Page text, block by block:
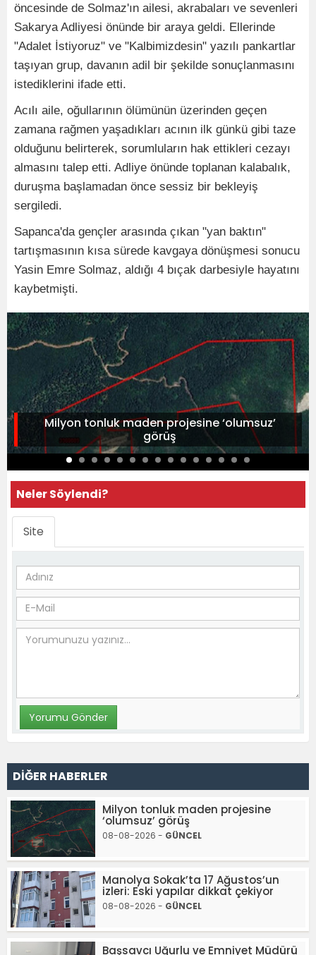
öncesinde de Solmaz'ın ailesi, akrabaları ve sevenleri
Sakarya Adliyesi önünde bir araya geldi. Ellerinde
"Adalet İstiyoruz" ve "Kalbimizdesin" yazılı pankartlar
taşıyan grup, davanın adil bir şekilde sonuçlanmasını
istediklerini ifade etti.
Acılı aile, oğullarının ölümünün üzerinden geçen
zamana rağmen yaşadıkları acının ilk günkü gibi taze
olduğunu belirterek, sorumluların hak ettikleri cezayı
almasını talep etti. Adliye önünde toplanan kalabalık,
duruşma başlamadan önce sessiz bir bekleyiş
sergiledi.
Sapanca'da gençler arasında çıkan "yan baktın"
tartışmasının kısa sürede kavgaya dönüşmesi sonucu
Yasin Emre Solmaz, aldığı 4 bıçak darbesiyle hayatını
kaybetmişti.
Milyon tonluk maden projesine ‘olumsuz’
görüş
Neler Söylendi?
Site
DİĞER HABERLER
Milyon tonluk maden projesine
‘olumsuz’ görüş
08-08-2026 - GÜNCEL
Manolya Sokak’ta 17 Ağustos’un
izleri: Eski yapılar dikkat çekiyor
08-08-2026 - GÜNCEL
Başsavcı Uğurlu ve Emniyet Müdürü